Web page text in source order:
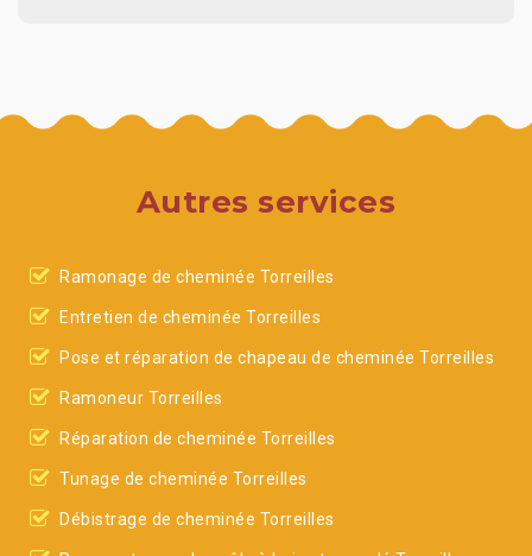
Autres services
Ramonage de cheminée Torreilles
Entretien de cheminée Torreilles
Pose et réparation de chapeau de cheminée Torreilles
Ramoneur Torreilles
Réparation de cheminée Torreilles
Tunage de cheminée Torreilles
Débistrage de cheminée Torreilles